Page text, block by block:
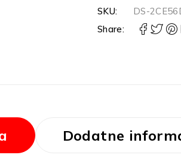
SKU:
DS-
Share:
Dodatne